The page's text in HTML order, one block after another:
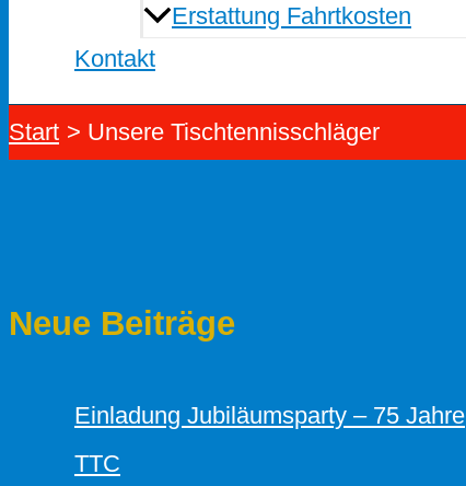
Erstattung Fahrtkosten
Kontakt
Start Unsere Tischtennisschläger
Neue Beiträge
Einladung Jubiläumsparty – 75 Jahre
TTC